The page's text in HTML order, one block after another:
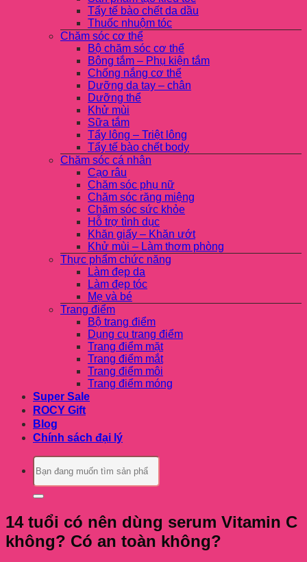
Tẩy tế bào chết da dầu
Thuốc nhuộm tóc
Chăm sóc cơ thể
Bộ chăm sóc cơ thể
Bông tắm – Phụ kiện tắm
Chống nắng cơ thể
Dưỡng da tay – chân
Dưỡng thể
Khử mùi
Sữa tắm
Tẩy lông – Triệt lông
Tẩy tế bào chết body
Chăm sóc cá nhân
Cạo râu
Chăm sóc phụ nữ
Chăm sóc răng miệng
Chăm sóc sức khỏe
Hỗ trợ tình dục
Khăn giấy – Khăn ướt
Khử mùi – Làm thơm phòng
Thực phẩm chức năng
Làm đẹp da
Làm đẹp tóc
Mẹ và bé
Trang điểm
Bộ trang điểm
Dụng cụ trang điểm
Trang điểm mặt
Trang điểm mắt
Trang điểm môi
Trang điểm móng
Super Sale
ROCY Gift
Blog
Chính sách đại lý
Tìm
kiếm:
14 tuổi có nên dùng serum Vitamin C
không? Có an toàn không?